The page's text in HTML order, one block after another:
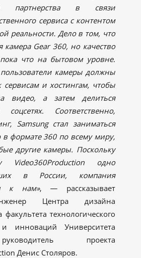
партнерства в связи
сервиса с контентом
реальности. Дело в том, что
камера Gear 360, но качество
что на бытовом уровне.
камеры должны
сервисам и хостингам, чтобы
видео, а затем делиться
Соответственно,
Samsung стал заниматься
в формате 360 по всему миру,
другие камеры. Поскольку
Video360Production одно
в России, компания
к нам», — рассказывает
Центра дизайна
технологического
инноваций Университета
проекта
Денис Столяров.